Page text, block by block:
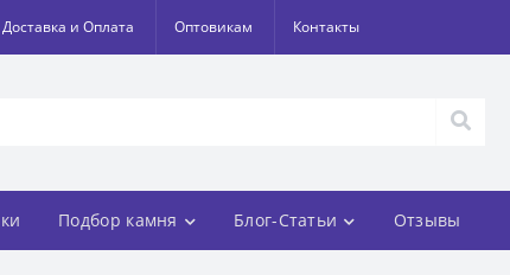
Доставка и Оплата Оптовикам Контакты
Подбор камня Блог-Статьи Отзывы